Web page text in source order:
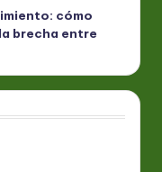
cómo
brecha entre